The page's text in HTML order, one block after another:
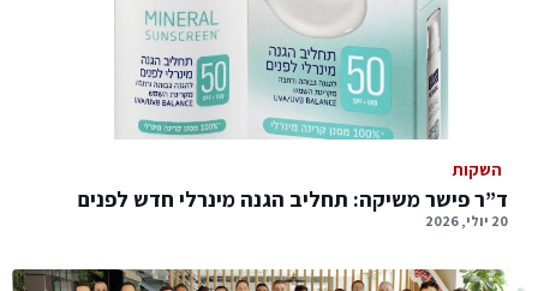
השקות
ד”ר פישר משיקה: תחליב הגנה מינרלי חדש לפנים
20 יולי, 2026